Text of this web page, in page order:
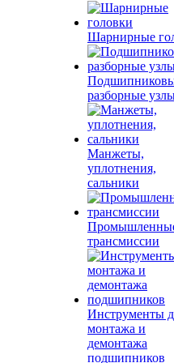
Шарнирные
разборные
Манжеты,
уплотнения,
сальники
трансмиссии
Инструменты
монтажа и
демонтажа
подшипников